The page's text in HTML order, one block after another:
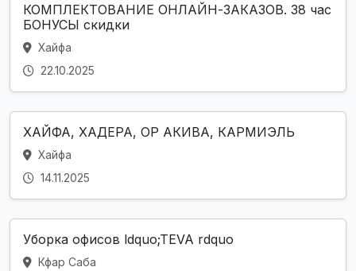
КОМПЛЕКТОВАНИЕ ОНЛАЙН-ЗАКАЗОВ. 38 час
БОНУСЫ скидки
Хайфа
22.10.2025
ХАЙФА, ХАДЕРА, ОР АКИВА, КАРМИЭЛЬ
Хайфа
14.11.2025
Уборка офисов ldquo;TEVA rdquo
Кфар Саба